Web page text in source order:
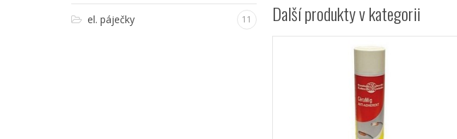
el. páječky 11 Další produkty v kategorii